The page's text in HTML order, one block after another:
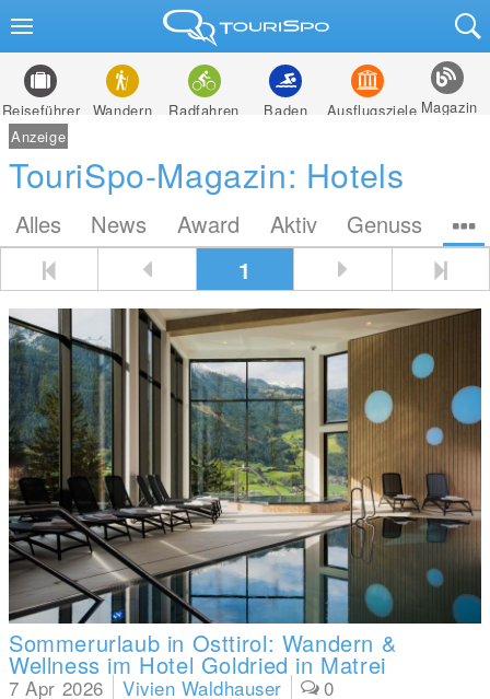
Reiseführer Wandern Radfahren Baden Ausflugsziele Magazin
Anzeige
TouriSpo-Magazin: Hotels
Alles News Award Aktiv
Genuss
1
7 Apr 2026 Vivien Waldhauser 0
Sommerurlaub in Osttirol: Wandern &
Wellness im Hotel Goldried in Matrei